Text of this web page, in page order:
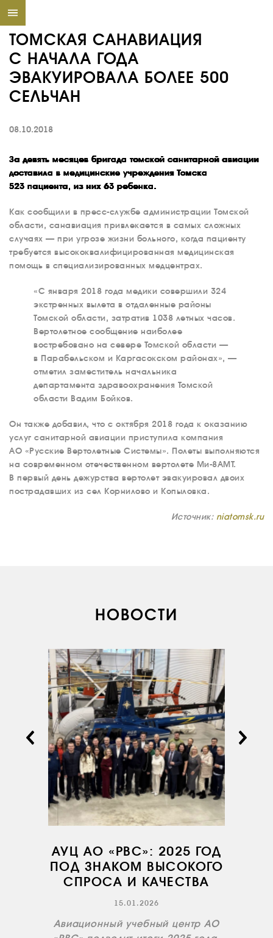
ВАКАНСИИ
ДОКУМЕНТЫ
ВНУТРЕННИЕ
ДОКУМЕНТЫ
КОМПАНИИ
АВИАПАРК
СЕРВИС
ИНФРАСТРУКТУРА
ОБУЧЕНИЕ
ИНСТРУКТОРЫ
НОВОСТИ
ТОМСКАЯ САНАВИАЦИЯ
С НАЧАЛА ГОДА
ЭВАКУИРОВАЛА БОЛЕЕ 500
СЕЛЬЧАН
08.10.2018
За девять месяцев бригада томской санитарной авиации
доставила в медицинские учреждения Томска
523 пациента, из них 63 ребенка.
Как сообщили в пресс-службе администрации Томской
области, санавиация привлекается в самых сложных
случаях — при угрозе жизни больного, когда пациенту
требуется высококвалифицированная медицинская
помощь в специализированных медцентрах.
«С января 2018 года медики совершили 324
экстренных вылета в отдаленные районы
Томской области, затратив 1038 летных часов.
Вертолетное сообщение наиболее
востребовано на севере Томской области —
в Парабельском и Каргасокском районах», —
отметил заместитель начальника
департамента здравоохранения Томской
области Вадим Бойков.
Он также добавил, что с октября 2018 года к оказанию
услуг санитарной авиации приступила компания
АО «Русские Вертолетные Системы». Полеты выполняются
на современном отечественном вертолете Ми-8АМТ.
В первый день дежурства вертолет эвакуировал двоих
пострадавших из сел Корнилово и Копыловка.
Источник: niatomsk.ru
НОВОСТИ
АУЦ АО «РВС»: 2025 ГОД
ПОД ЗНАКОМ ВЫСОКОГО
СПРОСА И КАЧЕСТВА
15.01.2026
Авиационный учебный центр АО